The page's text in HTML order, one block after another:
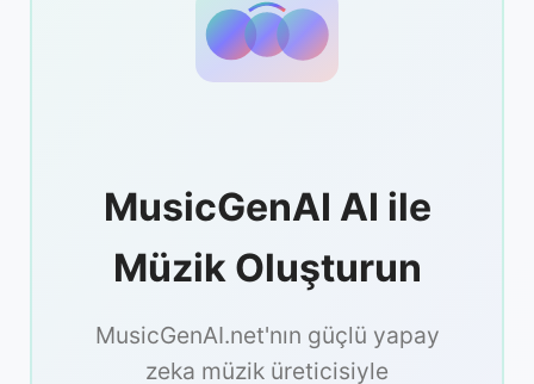
MusicGenAI AI ile
Müzik Oluşturun
MusicGenAI.net'nın güçlü yapay
zeka müzik üreticisiyle